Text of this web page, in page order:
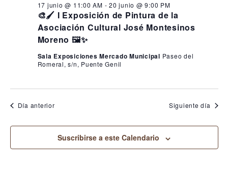
🎨🖌️ I Exposición de Pintura de la
Asociación Cultural José Montesinos
Moreno 🖼️✨
17 junio @ 11:00 AM - 20 junio @ 9:00 PM
Sala Exposiciones Mercado Municipal Paseo del
Romeral, s/n, Puente Genil
Día anterior Siguiente día
Suscribirse a este Calendario